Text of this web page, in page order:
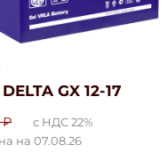
GX 12-17
₽
с НДС 22%
на 07.08.26